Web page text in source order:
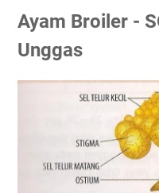
Ayam Broiler -
Unggas